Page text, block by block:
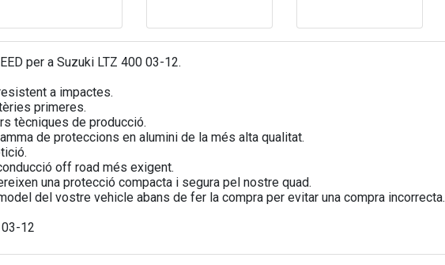
per a Suzuki LTZ 400 03-12.
a impactes.
primeres.
tècniques de producció.
de proteccions en alumini de la més alta qualitat.
off road més exigent.
una protecció compacta i segura pel nostre quad.
del vostre vehicle abans de fer la compra per evitar una compra incorrecta.
12